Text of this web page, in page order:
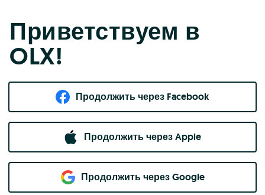
Приветствуем в
OLX!
Продолжить через Facebook
Продолжить через Apple
Продолжить через Google